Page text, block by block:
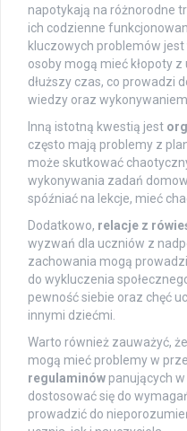
napotykają na różnorodne
ich codzienne
kluczowych problemów jest
osoby mogą mieć kłopoty
dłuższy czas, co prowadzi
wiedzy oraz wykonywaniem
Inną istotną kwestią jest
często mają problemy z
może skutkować
wykonywania zadań
spóźniać na lekcje, mieć
Dodatkowo, relacje z
wyzwań dla uczniów z
zachowania mogą
do wykluczenia
pewność siebie oraz chęć
innymi dziećmi.
Warto również zauważyć,
mogą mieć problemy w
regulaminów panujących
dostosować się do
prowadzić do